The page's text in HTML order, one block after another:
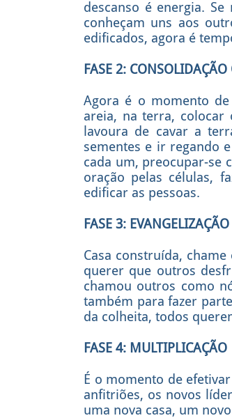
descanso é energia.
conheçam uns aos
edificados, agora é
FASE 2:
Agora é o momento
areia, na terra,
lavoura de cavar a
sementes e ir regando
cada um, preocupar-se
oração pelas células,
edificar as pessoas.
FASE 3: EVANGELIZAÇÃO
Casa construída,
querer que outros
chamou outros como
também para fazer
da colheita, todos
FASE 4: MULTIPLICAÇÃO
É o momento de
anfitriões, os novos
uma nova casa, um